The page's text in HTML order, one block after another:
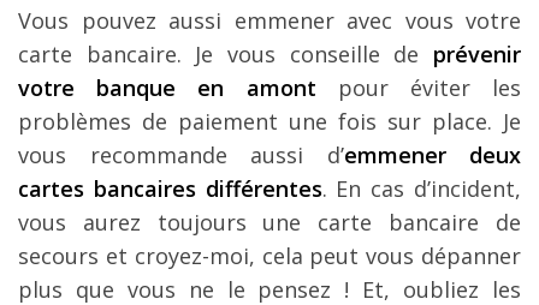
Vous pouvez aussi emmener avec vous votre
carte bancaire. Je vous conseille de prévenir
votre banque en amont pour éviter les
problèmes de paiement une fois sur place. Je
vous recommande aussi d’emmener deux
cartes bancaires différentes. En cas d’incident,
vous aurez toujours une carte bancaire de
secours et croyez-moi, cela peut vous dépanner
plus que vous ne le pensez ! Et, oubliez les